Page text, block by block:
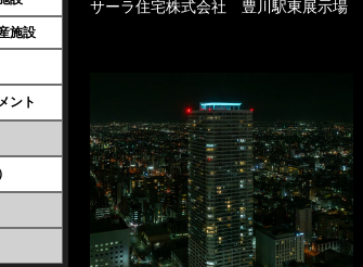
施設
ント
サーラ住宅株式会社 豊川駅東展示場